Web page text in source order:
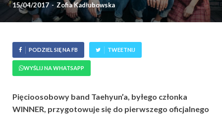
15/04/2017- Zofia Kadłubowska
PODZIEL SIĘ NA FB TWEETNIJ
WYŚLIJ NA WHATSAPP
Pięcioosobowy band Taehyun’a, byłego członka
WINNER, przygotowuje się do pierwszego oficjalnego